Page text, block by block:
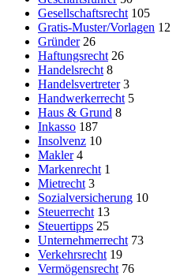
Gesellschaftsrecht 105
Gratis-Muster/Vorlagen 12
Gründer 26
Haftungsrecht 26
Handelsrecht 8
Handelsvertreter 3
Handwerkerrecht 5
Haus & Grund 8
Inkasso 187
Insolvenz 10
Makler 4
Markenrecht 1
Mietrecht 3
Sozialversicherung 10
Steuerrecht 13
Steuertipps 25
Unternehmerrecht 73
Verkehrsrecht 19
Vermögensrecht 76